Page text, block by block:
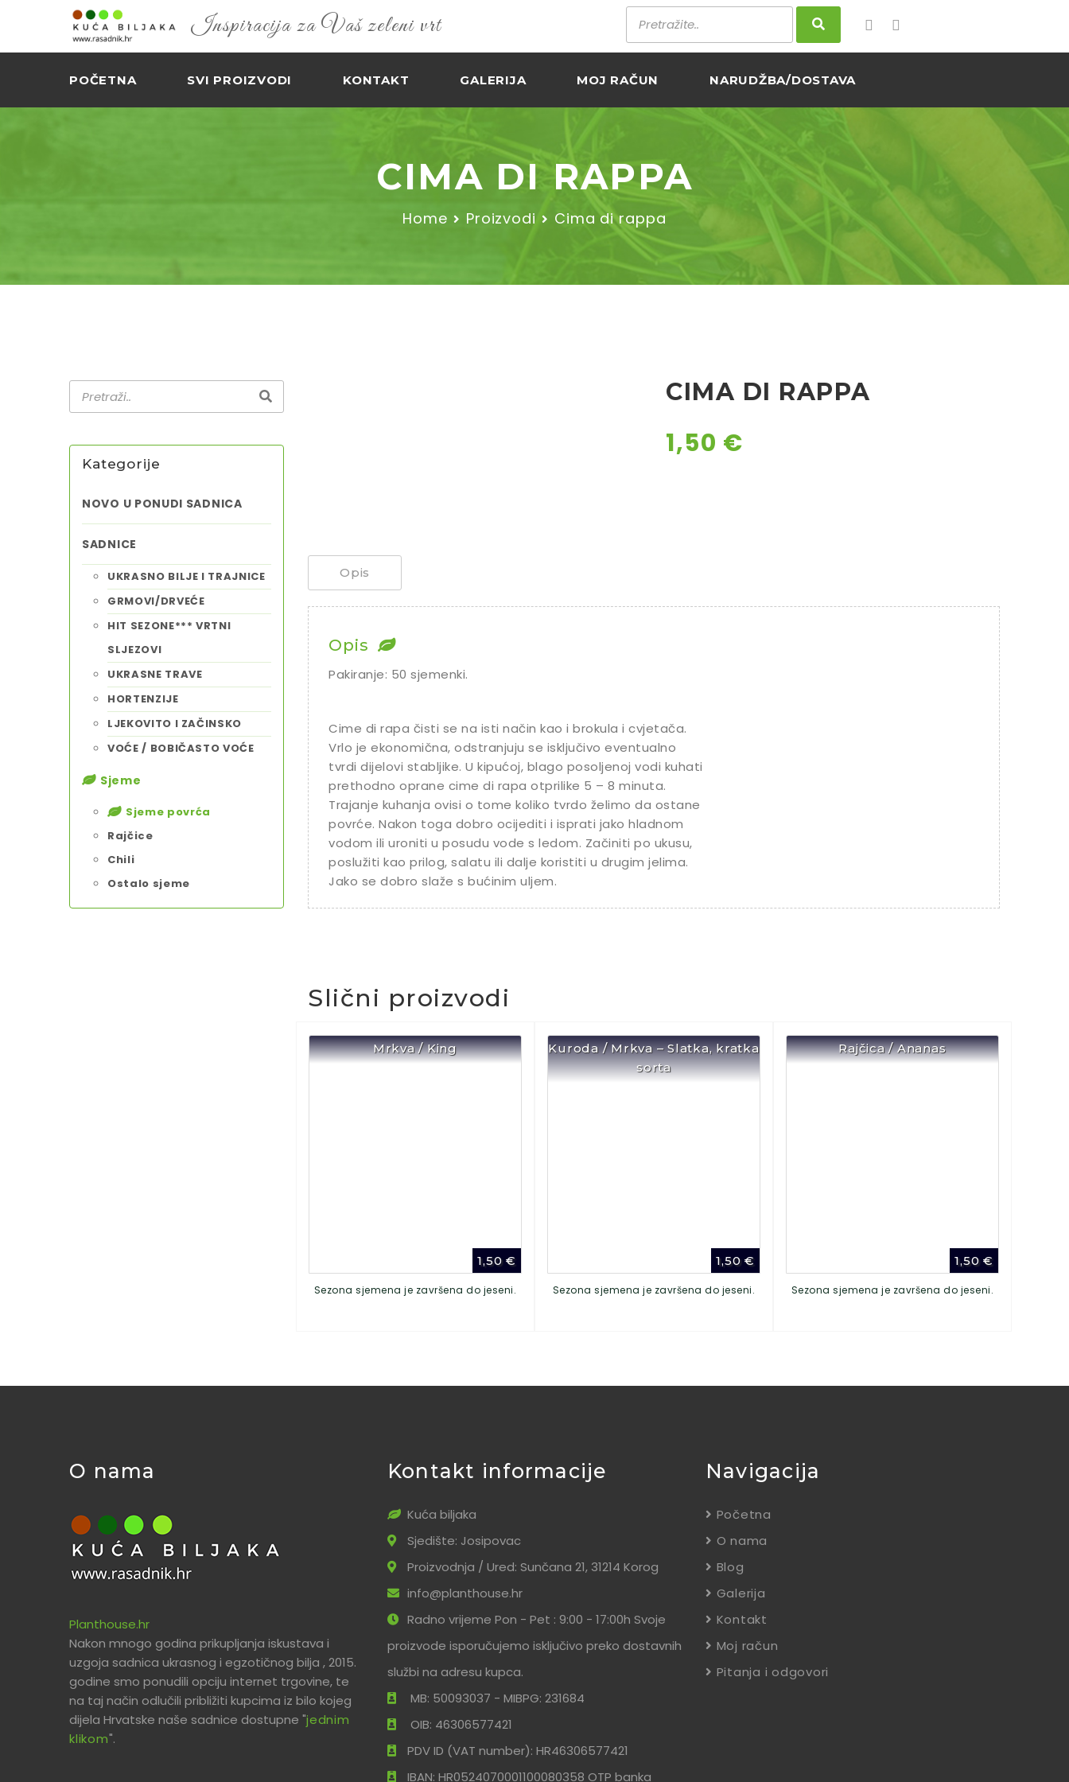
Inspiracija za Vaš zeleni vrt
POČETNA SVI PROIZVODI KONTAKT GALERIJA MOJ RAČUN NARUDŽBA/DOSTAVA
CIMA DI RAPPA
Home Proizvodi Cima di rappa
Kategorije
NOVO U PONUDI SADNICA
SADNICE
UKRASNO BILJE I TRAJNICE
GRMOVI/DRVEĆE
HIT SEZONE*** VRTNI
SLJEZOVI
UKRASNE TRAVE
HORTENZIJE
LJEKOVITO I ZAČINSKO
VOĆE / BOBIČASTO VOĆE
Sjeme
Sjeme povrća
Rajčice
Chili
Ostalo sjeme
CIMA DI RAPPA
1,50 €
Opis
Opis
Pakiranje: 50 sjemenki.
Cime di rapa čisti se na isti način kao i brokula i cvjetača.
Vrlo je ekonomična, odstranjuju se isključivo eventualno
tvrdi dijelovi stabljike. U kipućoj, blago posoljenoj vodi kuhati
prethodno oprane cime di rapa otprilike 5 – 8 minuta.
Trajanje kuhanja ovisi o tome koliko tvrdo želimo da ostane
povrće. Nakon toga dobro ocijediti i isprati jako hladnom
vodom ili uroniti u posudu vode s ledom. Začiniti po ukusu,
poslužiti kao prilog, salatu ili dalje koristiti u drugim jelima.
Jako se dobro slaže s bućinim uljem.
Slični proizvodi
Mrkva / King
1,50€
Sezona sjemena je završena do jeseni.
Kuroda / Mrkva – Slatka, kratka
sorta
1,50€
Sezona sjemena je završena do jeseni.
Rajčica / Ananas
1,50€
Sezona sjemena je završena do jeseni.
O nama
Planthouse.hr
Nakon mnogo godina prikupljanja iskustava i
uzgoja sadnica ukrasnog i egzotičnog bilja , 2015.
godine smo ponudili opciju internet trgovine, te
na taj način odlučili približiti kupcima iz bilo kojeg
dijela Hrvatske naše sadnice dostupne "jednim
klikom".
Kontakt informacije
Kuća biljaka
Sjedište: Josipovac
Proizvodnja / Ured: Sunčana 21, 31214 Korog
info@planthouse.hr
Radno vrijeme Pon - Pet : 9:00 - 17:00h Svoje
proizvode isporučujemo isključivo preko dostavnih
službi na adresu kupca.
MB: 50093037 - MIBPG: 231684
OIB: 46306577421
PDV ID (VAT number): HR46306577421
IBAN: HR0524070001100080358 OTP banka
Navigacija
Početna
O nama
Blog
Galerija
Kontakt
Moj račun
Pitanja i odgovori